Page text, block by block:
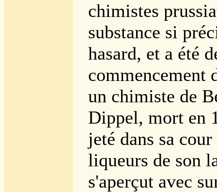
chimistes
substance si
hasard, et a été
commencement
un chimiste de
Dippel, mort en
jeté dans sa
liqueurs de son
s'aperçut avec